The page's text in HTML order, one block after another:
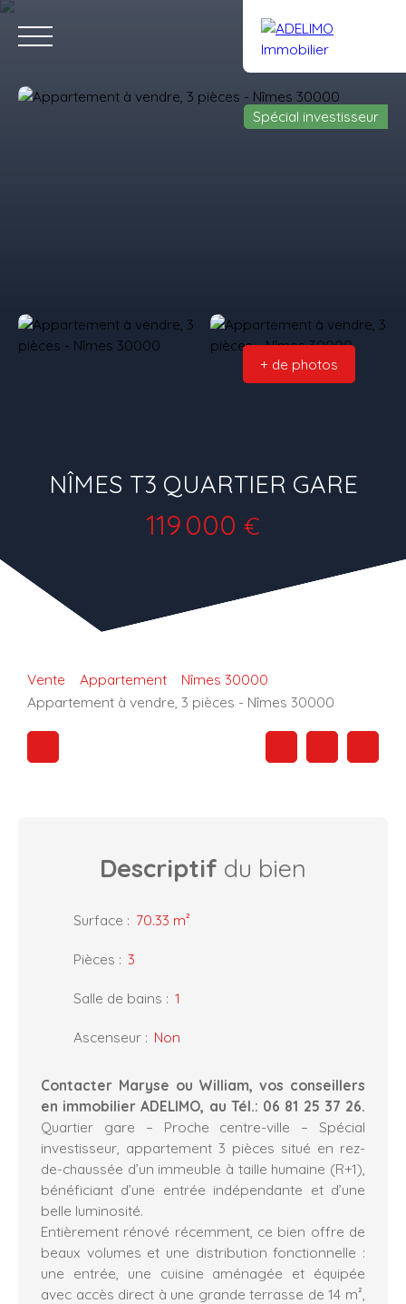
Spécial investisseur
+ de photos
NÎMES T3 QUARTIER GARE
119 000 €
Vente Appartement
Nîmes 30000
Appartement à vendre, 3 pièces - Nîmes 30000
Descriptif du bien
Surface : 70.33 m²
Pièces : 3
Salle de bains : 1
Ascenseur : Non
Contacter Maryse ou William, vos conseillers
en immobilier ADELIMO, au Tél.: 06 81 25 37 26.
Quartier gare – Proche centre-ville – Spécial
investisseur, appartement 3 pièces situé en rez-
de-chaussée d’un immeuble à taille humaine (R+1),
bénéficiant d’une entrée indépendante et d’une
belle luminosité.
Entièrement rénové récemment, ce bien offre de
beaux volumes et une distribution fonctionnelle :
une entrée, une cuisine aménagée et équipée
avec accès direct à une grande terrasse de 14 m²,